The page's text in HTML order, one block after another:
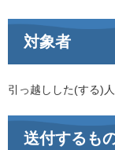
対象者
引っ越しした(する)人
送付するも